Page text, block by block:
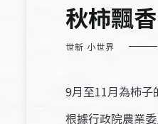
秋柿飄
世新 小世界
9月至11月為柿子
根據行政院農業